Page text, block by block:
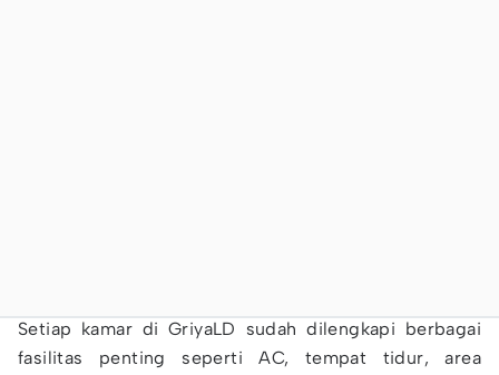
Setiap kamar di GriyaLD sudah dilengkapi berbagai
fasilitas penting seperti AC, tempat tidur, area